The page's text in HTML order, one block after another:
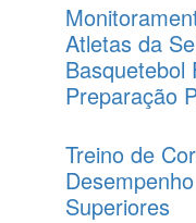
Atletas da
Basquetebol
Preparação
Treino de
Superiores